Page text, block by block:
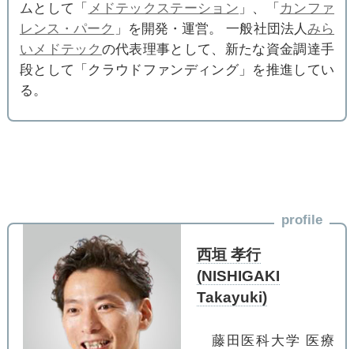
ムとして「 メドテックステーション 」、「 カンファ
レンス・パーク 」を開発・運営。 一般社団法人みら
いメドテック の代表理事として、新たな資金調達手
段として「クラウドファンディング」を推進してい
る。
profile
西垣 孝行
(NISHIGAKI
Takayuki)
藤田医科大学 医療